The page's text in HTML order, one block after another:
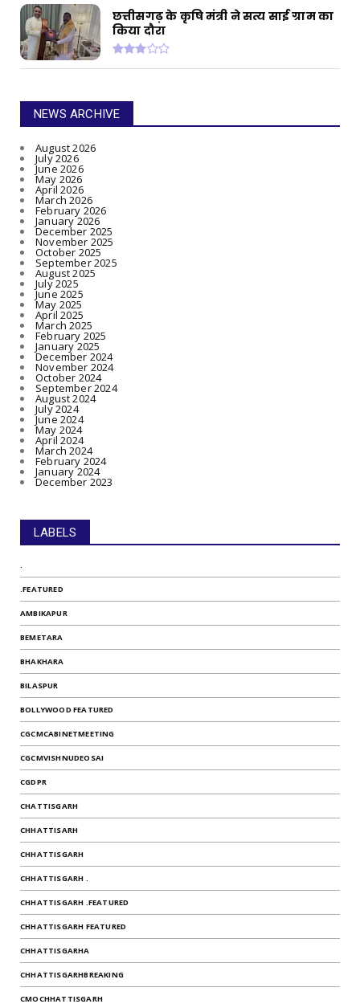
छत्तीसगढ़ के कृषि मंत्री ने सत्य साई ग्राम का
किया दौरा
NEWS ARCHIVE
August 2026
July 2026
June 2026
May 2026
April 2026
March 2026
February 2026
January 2026
December 2025
November 2025
October 2025
September 2025
August 2025
July 2025
June 2025
May 2025
April 2025
March 2025
February 2025
January 2025
December 2024
November 2024
October 2024
September 2024
August 2024
July 2024
June 2024
May 2024
April 2024
March 2024
February 2024
January 2024
December 2023
LABELS
.
.FEATURED
AMBIKAPUR
BEMETARA
BHAKHARA
BILASPUR
BOLLYWOOD FEATURED
CGCMCABINETMEETING
CGCMVISHNUDEOSAI
CGDPR
CHATTISGARH
CHHATTISARH
CHHATTISGARH
CHHATTISGARH .
CHHATTISGARH .FEATURED
CHHATTISGARH FEATURED
CHHATTISGARHA
CHHATTISGARHBREAKING
CMOCHHATTISGARH